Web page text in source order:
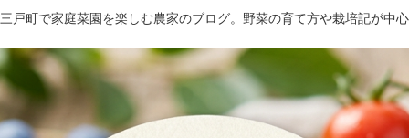
戸町で家庭菜園を楽しむ農家のブログ。野菜の育て方や栽培記が中